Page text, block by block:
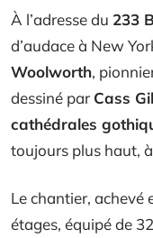
À l’adresse du 233
d’audace à New
Woolworth,
dessiné par Cass
cathédrales
toujours plus haut,
Le chantier, achevé
étages, équipé de